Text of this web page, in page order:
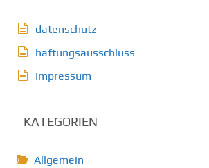
datenschutz
haftungsausschluss
Impressum
KATEGORIEN
Allgemein